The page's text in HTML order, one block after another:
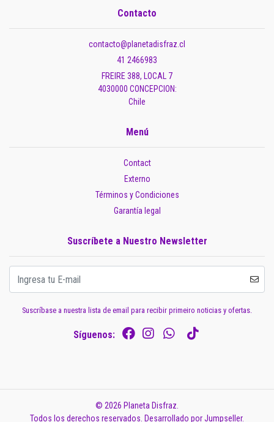
Contacto
contacto@planetadisfraz.cl
41 2466983
FREIRE 388, LOCAL 7
4030000 CONCEPCION:
Chile
Menú
Contact
Externo
Términos y Condiciones
Garantía legal
Suscríbete a Nuestro Newsletter
Suscríbase a nuestra lista de email para recibir primeiro noticias y ofertas.
Síguenos:
© 2026 Planeta Disfraz.
Todos los derechos reservados. Desarrollado por Jumpseller.